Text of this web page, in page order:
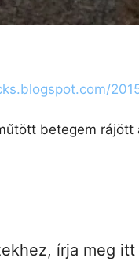
betegem
írja meg